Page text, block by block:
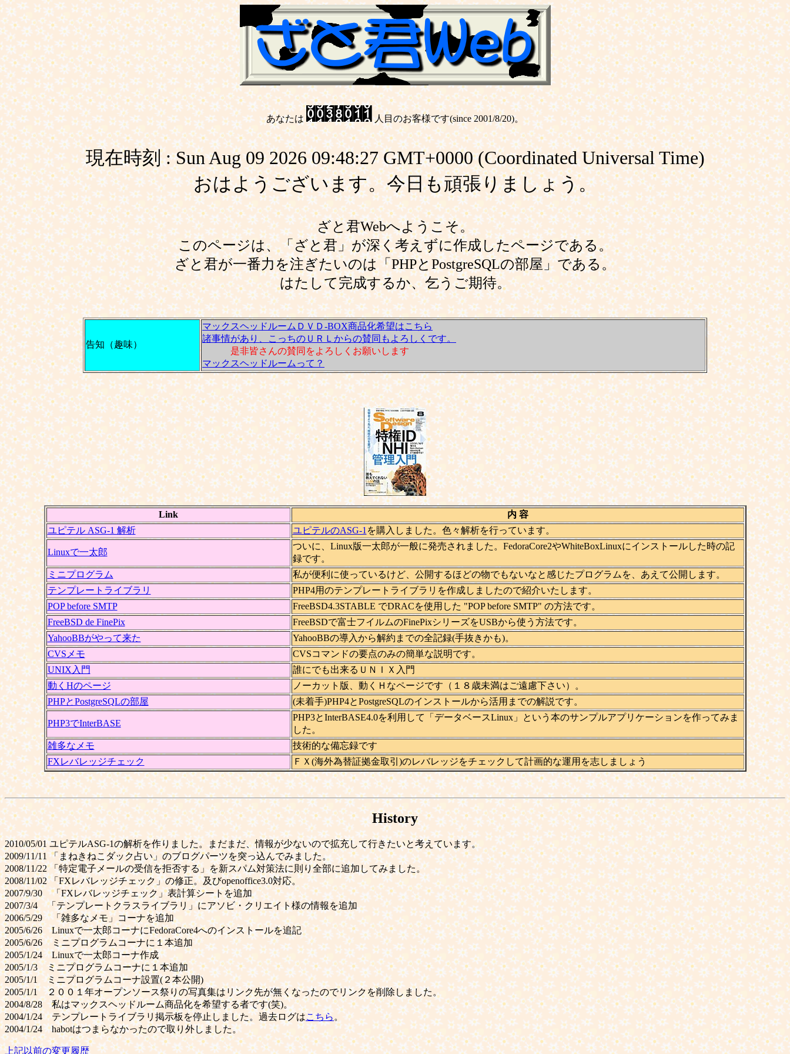
あなたは 人目のお客様です(since 2001/8/20)。
現在時刻 : Sun Aug 09 2026 09:48:27 GMT+0000 (Coordinated Universal Time)
おはようございます。今日も頑張りましょう。
ざと君Webへようこそ。
このページは、「ざと君」が深く考えずに作成したページである。
ざと君が一番力を注ぎたいのは「PHPとPostgreSQLの部屋」である。
はたして完成するか、乞うご期待。
告知（趣味）
マックスヘッドルームＤＶＤ-BOX商品化希望はこちら
諸事情があり、こっちのＵＲＬからの賛同もよろしくです。
是非皆さんの賛同をよろしくお願いします
マックスヘッドルームって？
Link
内 容
ユピテル ASG-1 解析
ユピテルのASG-1 を購入しました。色々解析を行っています。
Linuxで一太郎
ついに、Linux版一太郎が一般に発売されました。FedoraCore2やWhiteBoxLinuxにインストールした時の記
録です。
ミニプログラム
私が便利に使っているけど、公開するほどの物でもないなと感じたプログラムを、あえて公開します。
テンプレートライブラリ
PHP4用のテンプレートライブラリを作成しましたので紹介いたします。
POP before SMTP
FreeBSD4.3STABLE でDRACを使用した "POP before SMTP" の方法です。
FreeBSD de FinePix
FreeBSDで富士フイルムのFinePixシリーズをUSBから使う方法です。
YahooBBがやって来た
YahooBBの導入から解約までの全記録(手抜きかも)。
CVSメモ
CVSコマンドの要点のみの簡単な説明です。
UNIX入門
誰にでも出来るＵＮＩＸ入門
動くHのページ
ノーカット版、動くＨなページです（１８歳未満はご遠慮下さい）。
PHPとPostgreSQLの部屋
(未着手)PHP4とPostgreSQLのインストールから活用までの解説です。
PHP3でInterBASE
PHP3とInterBASE4.0を利用して「データベースLinux」という本のサンプルアプリケーションを作ってみま
した。
雑多なメモ
技術的な備忘録です
FXレバレッジチェック
ＦＸ(海外為替証拠金取引)のレバレッジをチェックして計画的な運用を志しましょう
History
2010/05/01 ユピテルASG-1の解析を作りました。まだまだ、情報が少ないので拡充して行きたいと考えています。
2009/11/11 「まねきねこダック占い」のブログパーツを突っ込んでみました。
2008/11/22 「特定電子メールの受信を拒否する」を新スパム対策法に則り全部に追加してみました。
2008/11/02 「FXレバレッジチェック」の修正。及びopenoffice3.0対応。
2007/9/30 「FXレバレッジチェック」表計算シートを追加
2007/3/4 「テンプレートクラスライブラリ」にアソビ・クリエイト様の情報を追加
2006/5/29 「雑多なメモ」コーナを追加
2005/6/26 Linuxで一太郎コーナにFedoraCore4へのインストールを追記
2005/6/26 ミニプログラムコーナに１本追加
2005/1/24 Linuxで一太郎コーナ作成
2005/1/3 ミニプログラムコーナに１本追加
2005/1/1 ミニプログラムコーナ設置(２本公開)
2005/1/1 ２００１年オープンソース祭りの写真集はリンク先が無くなったのでリンクを削除しました。
2004/8/28 私はマックスヘッドルーム商品化を希望する者です(笑)。
2004/1/24 テンプレートライブラリ掲示板を停止しました。過去ログはこちら 。
2004/1/24 habotはつまらなかったので取り外しました。
上記以前の変更履歴